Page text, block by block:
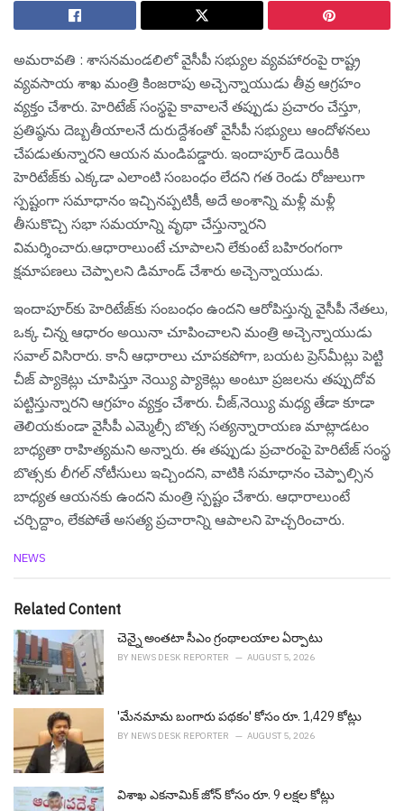
అమ‌రావ‌తి : శాసనమండలిలో వైసీపీ సభ్యుల వ్యవహారంపై రాష్ట్ర
వ్యవసాయ శాఖ మంత్రి కింజరాపు అచ్చెన్నాయుడు తీవ్ర ఆగ్రహం
వ్యక్తం చేశారు. హెరిటేజ్ సంస్థపై కావాలనే తప్పుడు ప్రచారం చేస్తూ,
ప్రతిష్ఠను దెబ్బతీయాలనే దురుద్దేశంతో వైసీపీ సభ్యులు ఆందోళనలు
చేపడుతున్నారని ఆయన మండిపడ్డారు. ఇందాపూర్ డెయిరీకి
హెరిటేజ్‌కు ఎక్కడా ఎలాంటి సంబంధం లేదని గత రెండు రోజులుగా
స్పష్టంగా సమాధానం ఇచ్చినప్పటికీ, అదే అంశాన్ని మళ్లీ మళ్లీ
తీసుకొచ్చి సభా సమయాన్ని వృథా చేస్తున్నారని
విమర్శించారు.ఆధారాలుంటే చూపాల‌ని లేకుంటే బహిరంగంగా
క్ష‌మాప‌ణ‌లు చెప్పాల‌ని డిమాండ్ చేశారు అచ్చెన్నాయుడు.
ఇందాపూర్‌కు హెరిటేజ్‌కు సంబంధం ఉందని ఆరోపిస్తున్న వైసీపీ నేతలు,
ఒక్క చిన్న ఆధారం అయినా చూపించాలని మంత్రి అచ్చెన్నాయుడు
సవాల్ విసిరారు. కానీ ఆధారాలు చూపకపోగా, బయట ప్రెస్‌మీట్లు పెట్టి
చీజ్ ప్యాకెట్లు చూపిస్తూ నెయ్యి ప్యాకెట్లు అంటూ ప్రజలను తప్పుదోవ
పట్టిస్తున్నారని ఆగ్ర‌హం వ్య‌క్తం చేశారు. చీజ్,నెయ్యి మధ్య తేడా కూడా
తెలియకుండా వైసీపీ ఎమ్మెల్సీ బొత్స స‌త్య‌న్నారాయ‌ణ‌ మాట్లాడటం
బాధ్యతా రాహిత్యమని అన్నారు. ఈ తప్పుడు ప్రచారంపై హెరిటేజ్ సంస్థ
బొత్స‌కు లీగల్ నోటీసులు ఇచ్చిందని, వాటికి సమాధానం చెప్పాల్సిన
బాధ్యత ఆయ‌న‌కు ఉంద‌ని మంత్రి స్పష్టం చేశారు. ఆధారాలుంటే
చర్చిద్దాం, లేకపోతే అసత్య ప్రచారాన్ని ఆపాలని హెచ్చరించారు.
C
e
o
r
i
e
NEWS
Related Content
చెన్నై అంత‌టా సీఎం గ్రంథాల‌యాల ఏర్పాటు
BY NEWS DESK REPORTER AUGUST 5, 2026
'మేన‌మామ బంగారు ప‌థ‌కం' కోసం రూ. 1,429 కోట్లు
BY NEWS DESK REPORTER AUGUST 5, 2026
విశాఖ ఎక‌నామిక్ జోన్ కోసం రూ. 9 ల‌క్ష‌ల కోట్లు